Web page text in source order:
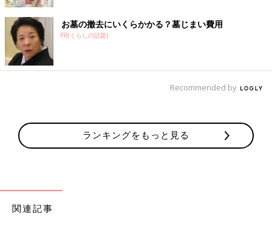
お墓の撤去にいくらかかる？墓じまい費用
PR(くらしの話題)
Recommended by
ランキングをもっと見る
関連記事